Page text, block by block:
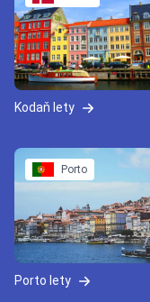
Kodaň lety
Porto
Porto lety